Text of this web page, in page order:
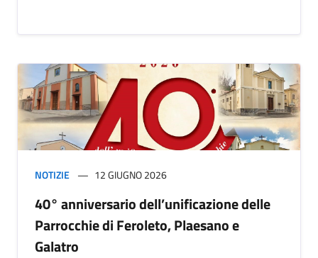
NOTIZIE 12 GIUGNO 2026
40° anniversario dell’unificazione delle
Parrocchie di Feroleto, Plaesano e
Galatro